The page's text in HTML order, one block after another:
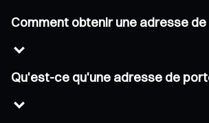
Comment obtenir une adresse
Qu'est-ce qu'une adresse de